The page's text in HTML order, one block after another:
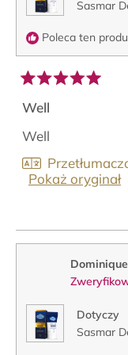
Sasmar
Poleca ten
na
5
z
5
gwiazdek
Well
Well
Pokaż oryginał
Dotyczy
Sasmar